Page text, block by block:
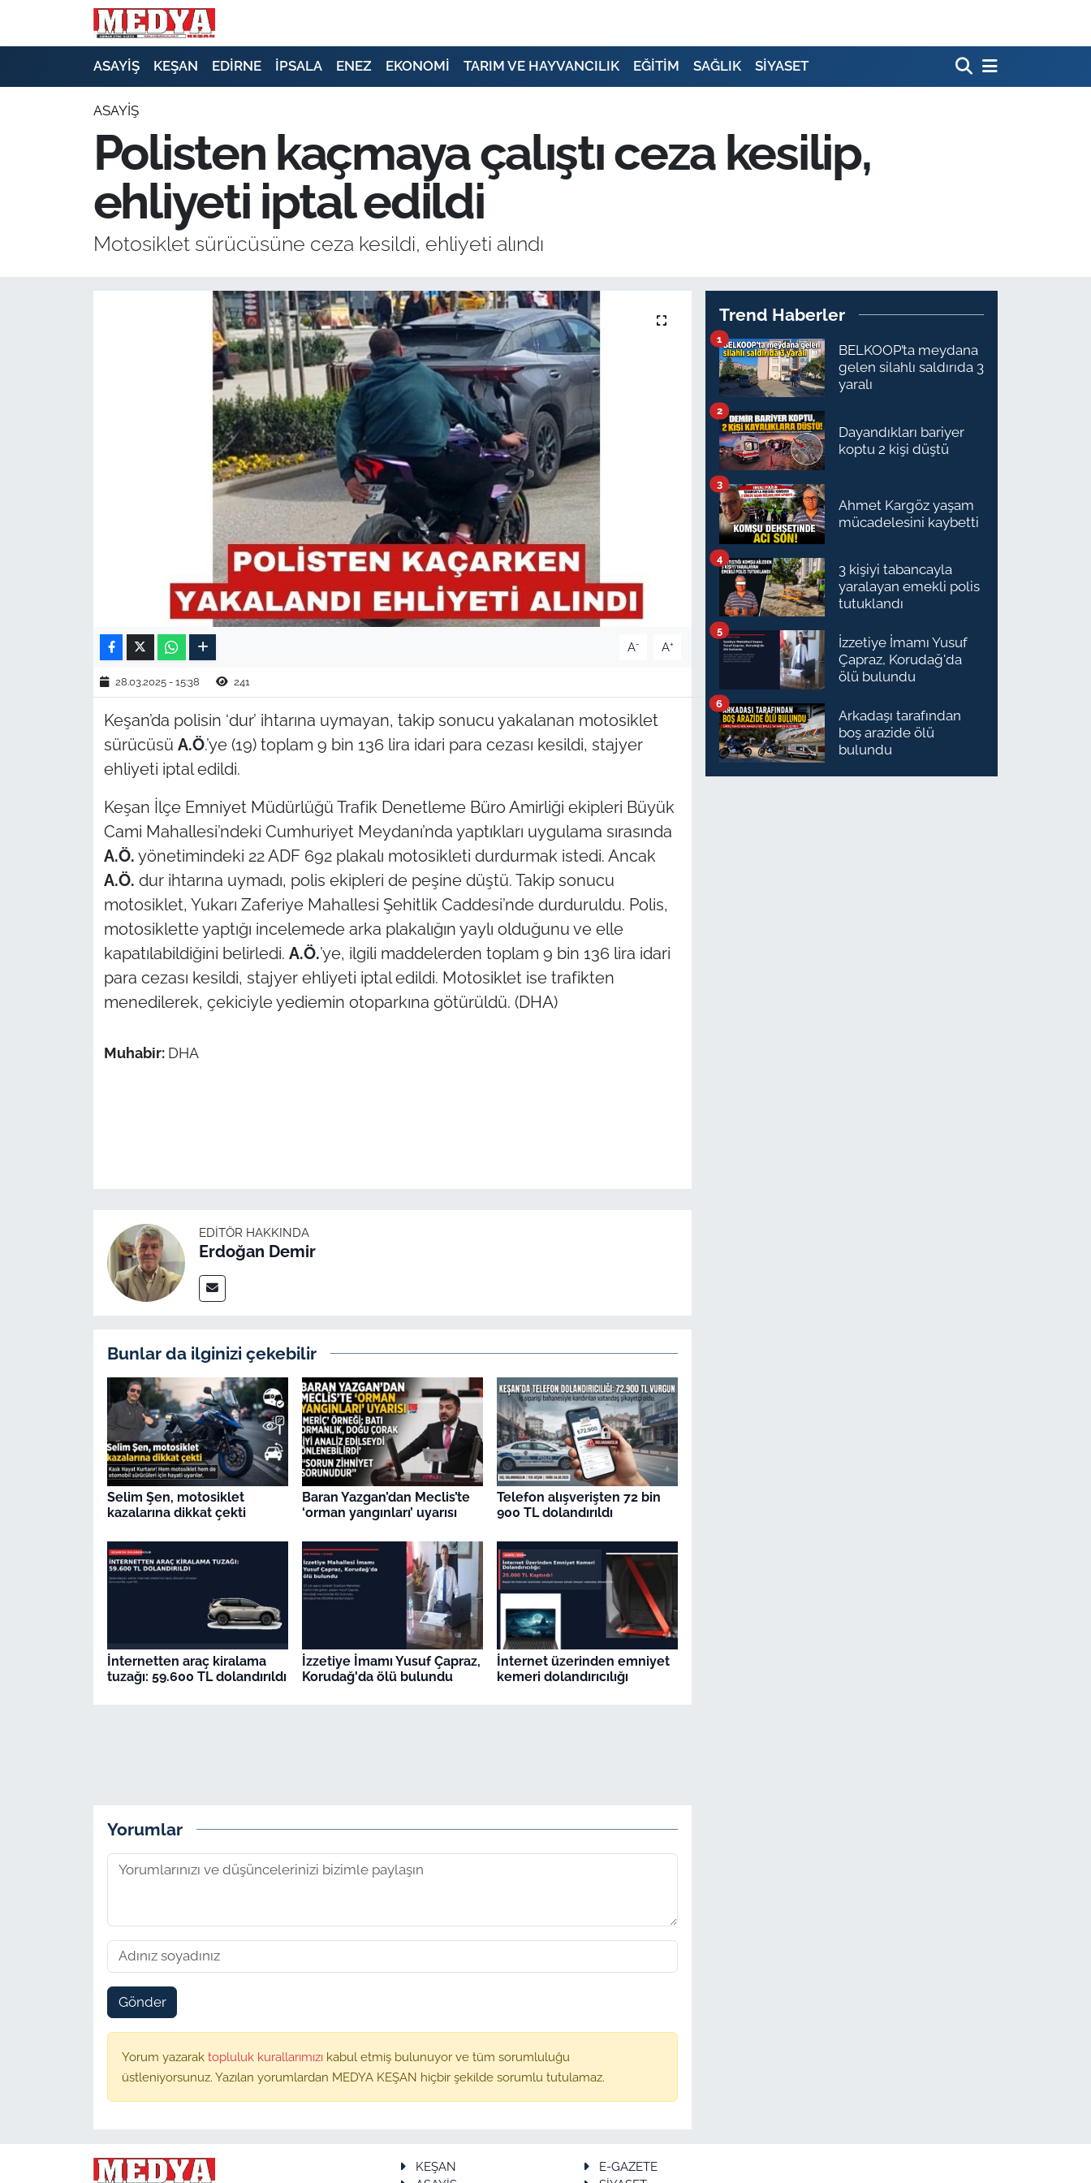
ASAYİŞ KEŞAN EDİRNE İPSALA ENEZ EKONOMİ TARIM VE HAYVANCILIK EĞİTİM SAĞLIK SİYASET
ASAYİŞ
Polisten kaçmaya çalıştı ceza kesilip,
ehliyeti iptal edildi
Motosiklet sürücüsüne ceza kesildi, ehliyeti alındı
A- A+
28.03.2025 - 15:38 241
Keşan’da polisin ‘dur’ ihtarına uymayan, takip sonucu yakalanan motosiklet
sürücüsü A.Ö.’ye (19) toplam 9 bin 136 lira idari para cezası kesildi, stajyer
ehliyeti iptal edildi.
Keşan İlçe Emniyet Müdürlüğü Trafik Denetleme Büro Amirliği ekipleri Büyük
Cami Mahallesi’ndeki Cumhuriyet Meydanı’nda yaptıkları uygulama sırasında
A.Ö. yönetimindeki 22 ADF 692 plakalı motosikleti durdurmak istedi. Ancak
A.Ö. dur ihtarına uymadı, polis ekipleri de peşine düştü. Takip sonucu
motosiklet, Yukarı Zaferiye Mahallesi Şehitlik Caddesi’nde durduruldu. Polis,
motosiklette yaptığı incelemede arka plakalığın yaylı olduğunu ve elle
kapatılabildiğini belirledi. A.Ö.’ye, ilgili maddelerden toplam 9 bin 136 lira idari
para cezası kesildi, stajyer ehliyeti iptal edildi. Motosiklet ise trafikten
menedilerek, çekiciyle yediemin otoparkına götürüldü. (DHA)
Muhabir: DHA
EDITÖR HAKKINDA
Erdoğan Demir
Bunlar da ilginizi çekebilir
Selim Şen, motosiklet
kazalarına dikkat çekti
Baran Yazgan’dan Meclis’te
‘orman yangınları’ uyarısı
Telefon alışverişten 72 bin
900 TL dolandırıldı
İnternetten araç kiralama
tuzağı: 59.600 TL dolandırıldı
İzzetiye İmamı Yusuf Çapraz,
Korudağ'da ölü bulundu
İnternet üzerinden emniyet
kemeri dolandırıcılığı
Yorumlar
Gönder
Yorum yazarak topluluk kurallarımızı kabul etmiş bulunuyor ve tüm sorumluluğu
üstleniyorsunuz. Yazılan yorumlardan MEDYA KEŞAN hiçbir şekilde sorumlu tutulamaz.
Trend Haberler
BELKOOP’ta meydana
gelen silahlı saldırıda 3
yaralı
1
Dayandıkları bariyer
koptu 2 kişi düştü
2
Ahmet Kargöz yaşam
mücadelesini kaybetti
3
3 kişiyi tabancayla
yaralayan emekli polis
tutuklandı
4
İzzetiye İmamı Yusuf
Çapraz, Korudağ'da
ölü bulundu
5
Arkadaşı tarafından
boş arazide ölü
bulundu
6
KEŞAN
E-GAZETE
E-GAZETE
TEKİRDAĞ
KIRKLARELİ
ÇANAKKALE
TÜRKİYE
Flaş Haber
Gündem-Eğitim